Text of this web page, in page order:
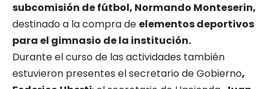
subcomisión de fútbol, Normando Monteserin,
destinado a la compra de elementos deportivos
para el gimnasio de la institución.
Durante el curso de las actividades también
estuvieron presentes el secretario de Gobierno,